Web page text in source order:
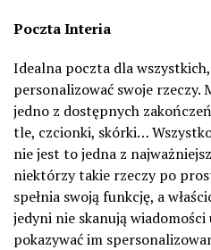
Poczta Interia
Idealna poczta dla
personalizować swoje rzeczy.
jedno z dostępnych
tle, czcionki, skórki…
nie jest to jedna z
niektórzy takie rzeczy po
spełnia swoją funkcję, a
jedyni nie skanują
pokazywać im